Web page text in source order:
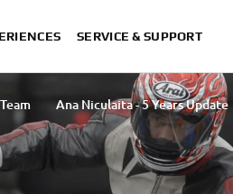
SERVICE & SUPPORT
Ana Niculaita - 5 Years Update
Rasha